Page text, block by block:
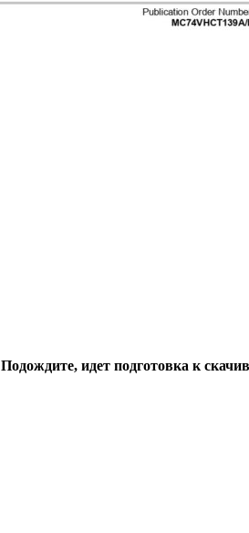
Подождите, идет подготовка к